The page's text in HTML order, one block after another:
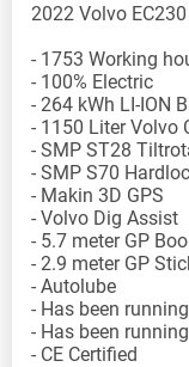
2022 Volvo
- 1753 Working
- 100% Electric
- 264 kWh LI-ION
- 1150 Liter Volvo
- SMP ST28
- SMP S70
- Makin 3D GPS
- Volvo Dig Assist
- 5.7 meter GP
- 2.9 meter GP
- Autolube
- Has been
- Has been
- CE Certified